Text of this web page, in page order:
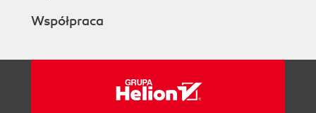
Współpraca